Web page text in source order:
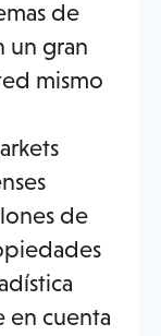
de
un gran
mismo
de
en cuenta